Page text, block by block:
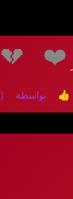
❤️
💔
👍 بواسطة (14) لاعب